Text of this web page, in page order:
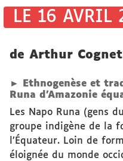
LE 16 AVRIL
de Arthur Cognet
► Ethnogenèse et
Runa d’Amazonie
Les Napo Runa (gens
groupe indigène de la
l’Équateur. Loin de
éloignée du monde